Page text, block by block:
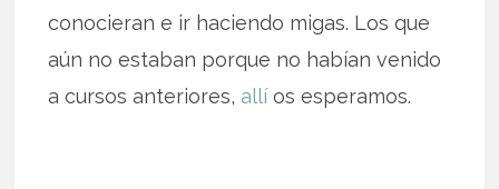
conocieran e ir haciendo migas. Los que
aún no estaban porque no habían venido
a cursos anteriores, allí os esperamos.